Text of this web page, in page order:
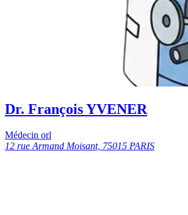
Dr. François YVENER
Médecin orl
12 rue Armand Moisant, 75015 PARIS